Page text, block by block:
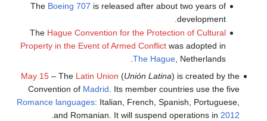
The Boeing 707 is released after about two years of
development.
The Hague Convention for the Protection of Cultural
Property in the Event of Armed Conflict was adopted in
The Hague , Netherlands.
May 15– The Latin Union (Unión Latina) is created by the
Convention of Madrid . Its member countries use the five
Romance languages: Italian, French, Spanish, Portuguese,
and Romanian. It will suspend operations in 2012